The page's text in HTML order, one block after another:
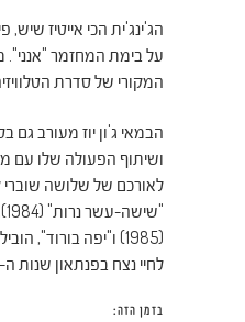
הג'ינג'ית הכי אייטיז
על בימת המחזמר "
המקורי של סדרת
הבמאי ג'ון יוז מעורב גם
ושיתוף הפעולה שלו עם
לאורכם של שלושה
(1985) ו"יפה בורוד",
לחיי נצח בפנתאון שנות ה-80.
בזמן הזה: